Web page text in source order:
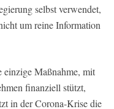
selbst verwendet,
um reine Information
einzige Maßnahme, mit
finanziell stützt,
in der Corona-Krise die